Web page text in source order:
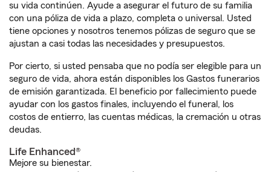
su vida continúen. Ayude a asegurar el futuro de su familia
con una póliza de vida a plazo, completa o universal. Usted
tiene opciones y nosotros tenemos pólizas de seguro que se
ajustan a casi todas las necesidades y presupuestos.
Por cierto, si usted pensaba que no podía ser elegible para un
seguro de vida, ahora están disponibles los Gastos funerarios
de emisión garantizada. El beneficio por fallecimiento puede
ayudar con los gastos finales, incluyendo el funeral, los
costos de entierro, las cuentas médicas, la cremación u otras
deudas.
Life Enhanced®
Mejore su bienestar.